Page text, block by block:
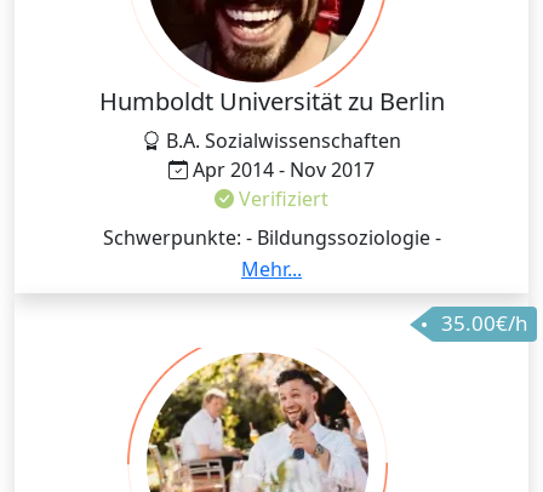
Humboldt Universität zu Berlin
B.A. Sozialwissenschaften
Apr 2014 - Nov 2017
Verifiziert
Schwerpunkte: - Bildungssoziologie -
Wissenschaftsforschung - Internationale
Beziehungen - Politische Theorie - Stadtsoziologie -
Semesterübergreifende eigenständige
Forschungsprojekte mit quantitativen Verfahren wie
logistischer Regression
Mehr...
35.00€/h